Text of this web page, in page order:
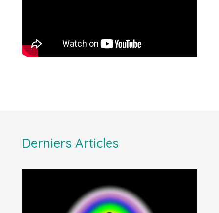
Derniers Articles